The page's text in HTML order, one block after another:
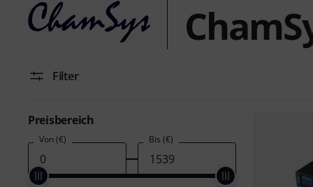
Filter
Preisbereich
Von (€) Bis (€)